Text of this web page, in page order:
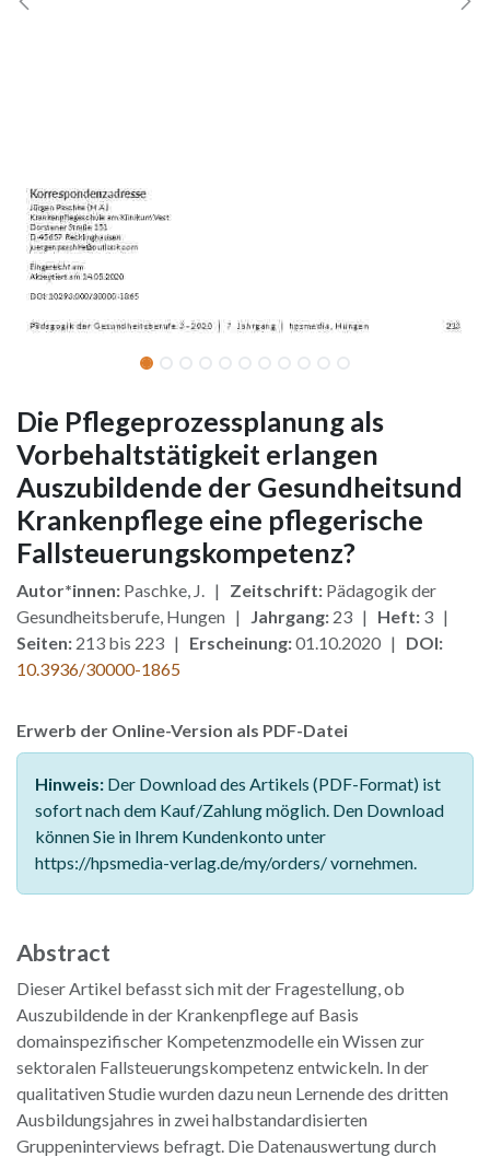
Die Pflegeprozessplanung als
Vorbehaltstätigkeit erlangen
Auszubildende der Gesundheitsund
Krankenpflege eine pflegerische
Fallsteuerungskompetenz?
Autor*innen: Paschke, J. | Zeitschrift: Pädagogik der
Gesundheitsberufe, Hungen | Jahrgang: 23 | Heft: 3 |
Seiten: 213 bis 223 | Erscheinung:01.10.2020 | DOI:
10.3936/30000-1865
Erwerb der Online-Version als PDF-Datei
Hinweis: Der Download des Artikels (PDF-Format) ist
sofort nach dem Kauf/Zahlung möglich. Den Download
können Sie in Ihrem Kundenkonto unter
https://hpsmedia-verlag.de/my/orders/ vornehmen.
Abstract
Dieser Artikel befasst sich mit der Fragestellung, ob
Auszubildende in der Krankenpflege auf Basis
domainspezifischer Kompetenzmodelle ein Wissen zur
sektoralen Fallsteuerungskompetenz entwickeln. In der
qualitativen Studie wurden dazu neun Lernende des dritten
Ausbildungsjahres in zwei halbstandardisierten
Gruppeninterviews befragt. Die Datenauswertung durch